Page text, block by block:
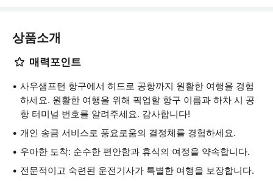
상품소개
매력포인트
사우샘프턴 항구에서 히드로 공항까지 원활한 여행을 경험
하세요. 원활한 여행을 위해 픽업할 항구 이름과 하차 시 공
항 터미널 번호를 알려주세요. 감사합니다!
개인 송금 서비스로 풍요로움의 결정체를 경험하세요.
우아한 도착: 순수한 편안함과 휴식의 여정을 약속합니다.
전문적이고 숙련된 운전기사가 특별한 여행을 보장합니다.